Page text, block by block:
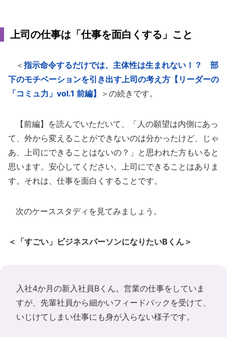
上司の仕事は「仕事を面白くする」こと
＜ 指示命令するだけでは、主体性は生まれない！？ 部
下のモチベーションを引き出す上司の考え方【リーダーの
「コミュ力」vol.1 前編】
＞の続きです。
【前編】を読んでいただいて、「人の願望は内側にあっ
て、外から変えることができないのは分かったけど、じゃ
あ、上司にできることはないの？」と思われた方もいると
思います。安心してください。上司にできることはありま
す。それは、仕事を面白くすることです。
次のケーススタディを見てみましょう。
＜「すごい」ビジネスパーソンになりたいBくん＞
入社4か月の新入社員Bくん。営業の仕事をしていま
すが、先輩社員から細かいフィードバックを受けて、
いじけてしまい仕事にも身が入らない様子です。